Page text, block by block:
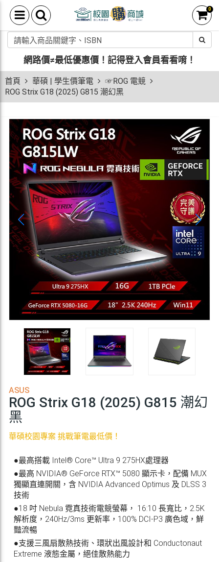
0
網路價≠最低優惠價！ 記得登入會員看看唷！
首頁 華碩 | 學生價筆電
☞ROG 電競
ROG Strix G18 (2025) G815 潮幻黑
ASUS
ROG Strix G18 (2025) G815 潮幻
黑
華碩校園專案 挑戰筆電最低價！
●最高搭載 Intel® Core™ Ultra 9 275HX處理器
●最高 NVIDIA® GeForce RTX™ 5080 顯示卡，配備 MUX
獨顯直連開關，含 NVIDIA Advanced Optimus 及 DLSS 3
技術
●18 吋 Nebula 霓真技術電競螢幕， 16:10 長寬比，2.5K
解析度，240Hz/3ms 更新率，100% DCI-P3 廣色域，鮮
豔流暢
●支援三風扇散熱技術、環狀出風設計和 Conductonaut
Extreme 液態金屬，絕佳散熱能力